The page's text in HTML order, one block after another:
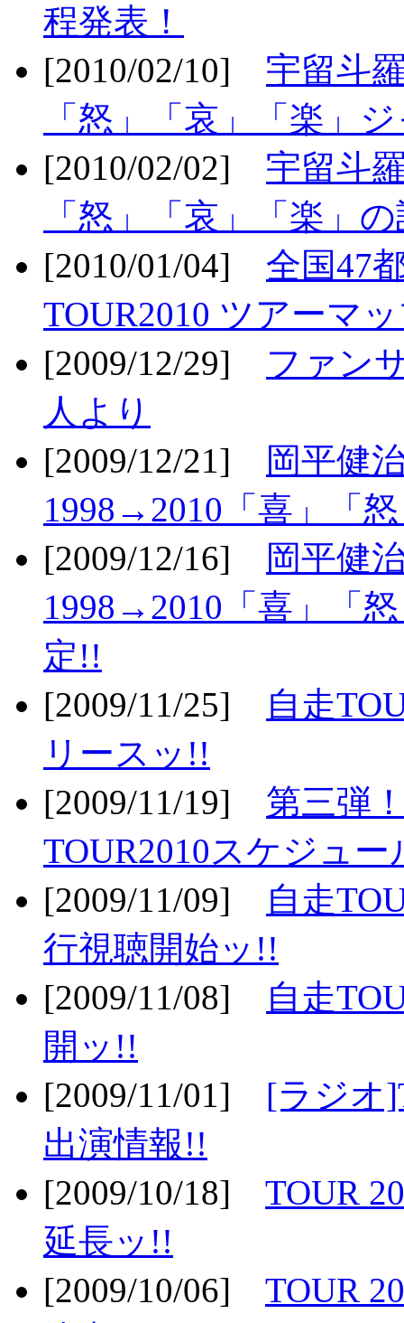
程発表！
[2010/02/10] 宇留斗
「怒」「哀」「楽」
[2010/02/02] 宇留斗
「怒」「哀」「楽」
[2010/01/04] 全国47
TOUR2010 ツアーマ
[2009/12/29] ファン
人より
[2009/12/21]
岡平健
1998→2010「喜」「
[2009/12/16]
岡平健
1998→2010「喜」「
定!!
[2009/11/25]
自走
リースッ!!
[2009/11/19] 第三弾
TOUR2010スケジュー
[2009/11/09]
自走
行視聴開始ッ!!
[2009/11/08]
自走
開ッ!!
[2009/11/01] [ラジオ
出演情報!!
[2009/10/18] TOUR
延長ッ!!
[2009/10/06] TOUR